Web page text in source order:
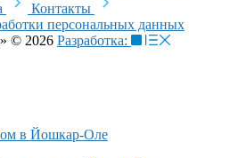
Контакты
персональных данных
© 2026 Разработка:
в Йошкар-Оле